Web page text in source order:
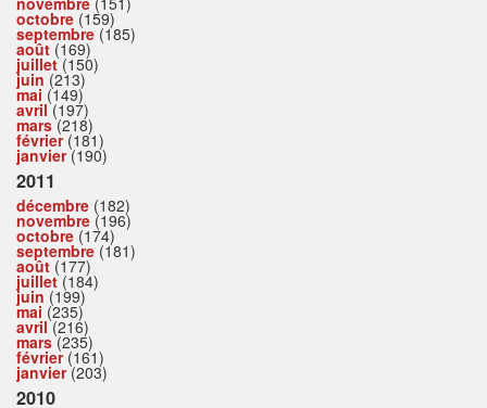
octobre (159)
septembre (185)
août (169)
juillet(150)
juin (213)
mai (149)
avril(197)
mars(218)
février(181)
janvier(190)
2011
décembre (182)
novembre (196)
octobre (174)
septembre (181)
août (177)
juillet(184)
juin (199)
mai (235)
avril(216)
mars(235)
février(161)
janvier(203)
2010